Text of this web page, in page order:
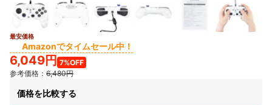
最安価格
Amazonでタイムセール中！
6,049円 7%OFF
参考価格： 6,480円
価格を比較する